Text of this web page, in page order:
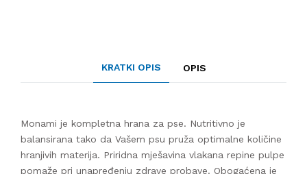
KRATKI OPIS OPIS
Monami je kompletna hrana za pse. Nutritivno je
balansirana tako da Vašem psu pruža optimalne količine
hranjivih materija. Priridna mješavina vlakana repine pulpe
pomaže pri unapređenju zdrave probave. Obogaćena je